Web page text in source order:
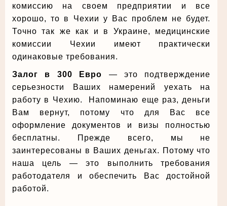
комиссию на своем предприятии и все
хорошо, то в Чехии у Вас проблем не будет.
Точно так же как и в Украине, медицинские
комиссии Чехии имеют практически
одинаковые требования.
Залог в 300 Евро — это подтверждение
серьезности Ваших намерений уехать на
работу в Чехию. Напоминаю еще раз, деньги
Вам вернут, потому что для Вас все
оформление документов и визы полностью
бесплатны. Прежде всего, мы не
заинтересованы в Ваших деньгах. Потому что
наша цель — это выполнить требования
работодателя и обеспечить Вас достойной
работой.